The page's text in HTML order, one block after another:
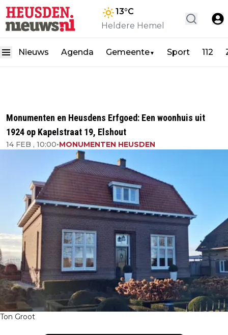
13°C
Heldere Hemel
Nieuws Agenda Gemeente▼ Sport 112
Monumenten en Heusdens Erfgoed: Een woonhuis uit
1924 op Kapelstraat 19, Elshout
14 FEB , 10:00•MONUMENTEN HEUSDEN
Ton Groot